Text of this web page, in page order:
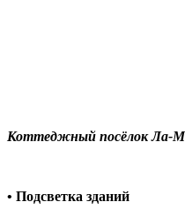
Коттеджный посёлок Ла-
• Подсветка зданий